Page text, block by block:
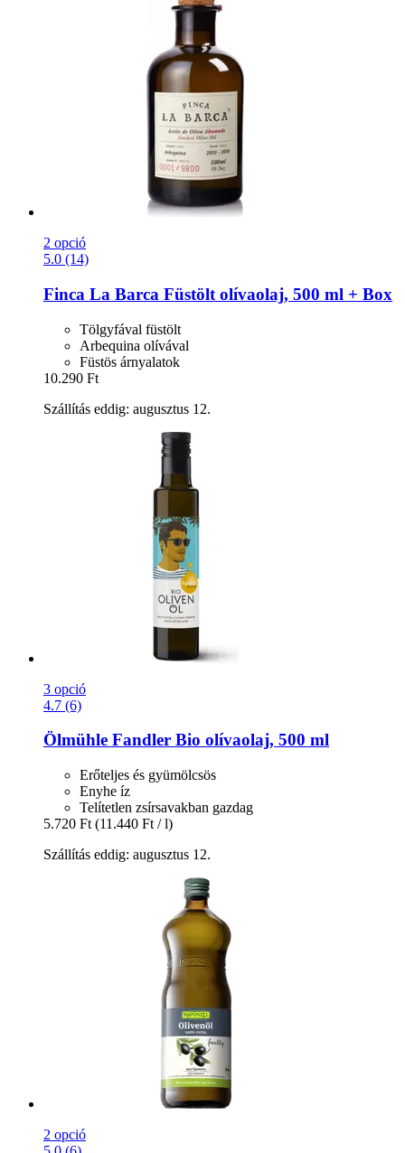
2 opció
5.0 (14)
Finca La Barca Füstölt olívaolaj, 500 ml + Box
Tölgyfával füstölt
Arbequina olívával
Füstös árnyalatok
10.290 Ft
Szállítás eddig: augusztus 12.
3 opció
4.7 (6)
Ölmühle Fandler Bio olívaolaj, 500 ml
Erőteljes és gyümölcsös
Enyhe íz
Telítetlen zsírsavakban gazdag
5.720 Ft (11.440 Ft / l)
Szállítás eddig: augusztus 12.
2 opció